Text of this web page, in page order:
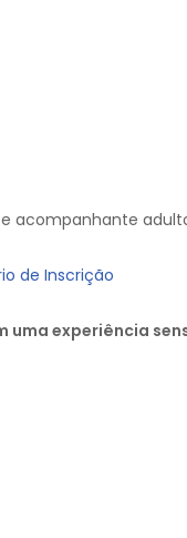
acompanhante
de Inscrição
uma experiência